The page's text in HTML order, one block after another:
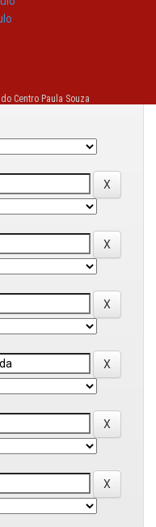
Centro Paula Souza